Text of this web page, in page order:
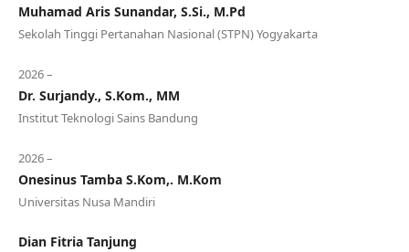
Muhamad Aris Sunandar, S.Si., M.Pd
Sekolah Tinggi Pertanahan Nasional (STPN) Yogyakarta
2026 –
Dr. Surjandy., S.Kom., MM
Institut Teknologi Sains Bandung
2026 –
Onesinus Tamba S.Kom,. M.Kom
Universitas Nusa Mandiri
Dian Fitria Tanjung